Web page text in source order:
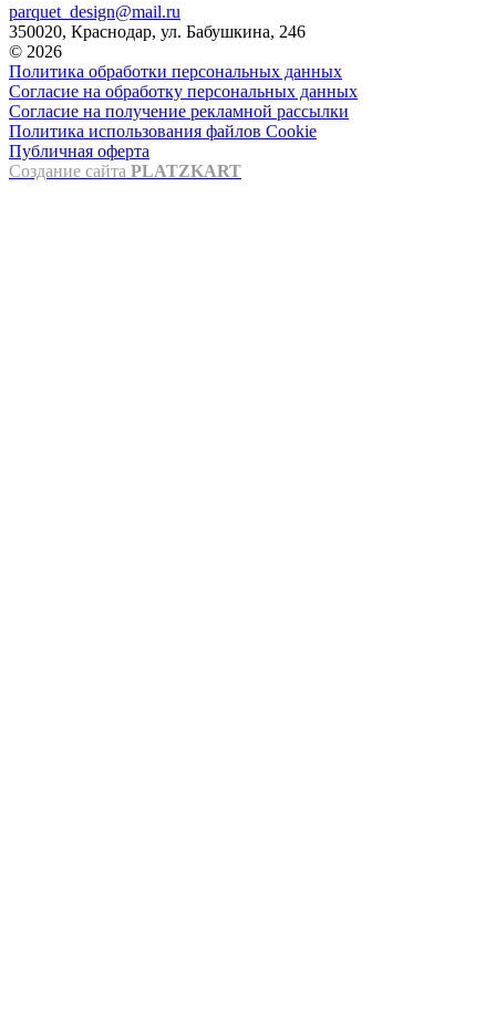
parquet_design@mail.ru
350020, Краснодар, ул. Бабушкина, 246
© 2026
Политика обработки персональных данных
Согласие на обработку персональных данных
Согласие на получение рекламной рассылки
Политика использования файлов Cookie
Публичная оферта
Создание сайта PLATZKART